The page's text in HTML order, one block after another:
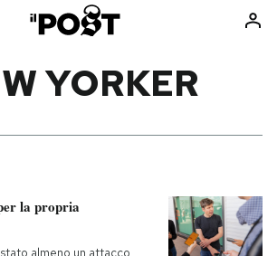
Consumismi
YORKER
la propria
almeno un attacco